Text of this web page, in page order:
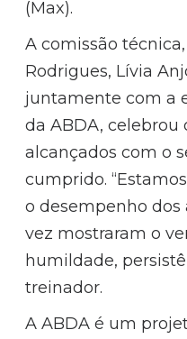
(Max).
A comissão
Rodrigues, Lívia
juntamente com a
da ABDA, celebrou
alcançados com o
cumprido.
o desempenho
vez mostraram o
humildade,
treinador.
A ABDA é um